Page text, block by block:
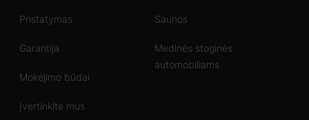
Pristatymas
Garantija
Mokėjimo būdai
Įvertinkite mus
Saunos
Medinės stoginės
automobiliams